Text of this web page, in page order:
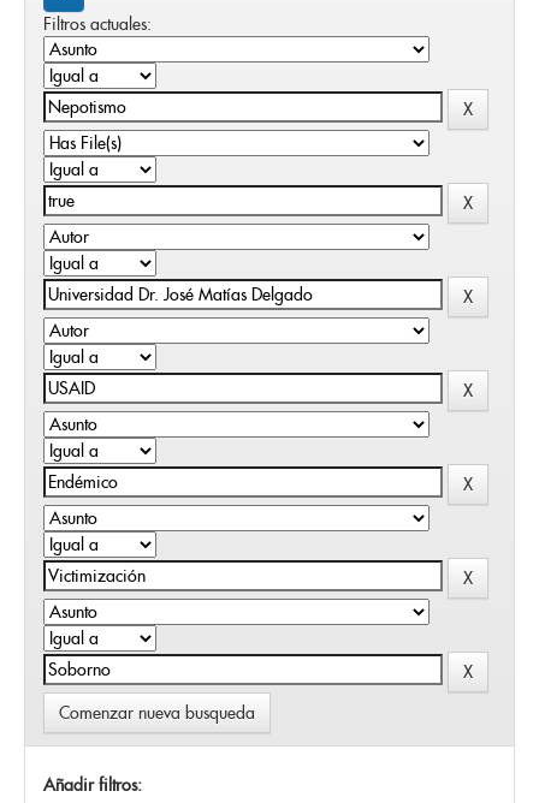
Filtros actuales:
Comenzar nueva busqueda
Añadir filtros: